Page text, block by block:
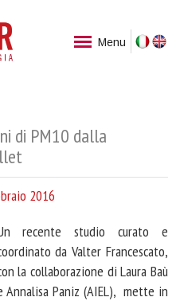
Menu
di PM10 dalla
2016
recente studio curato e
da Valter Francescato,
la collaborazione di Laura Baù
Annalisa Paniz (AIEL), mette in